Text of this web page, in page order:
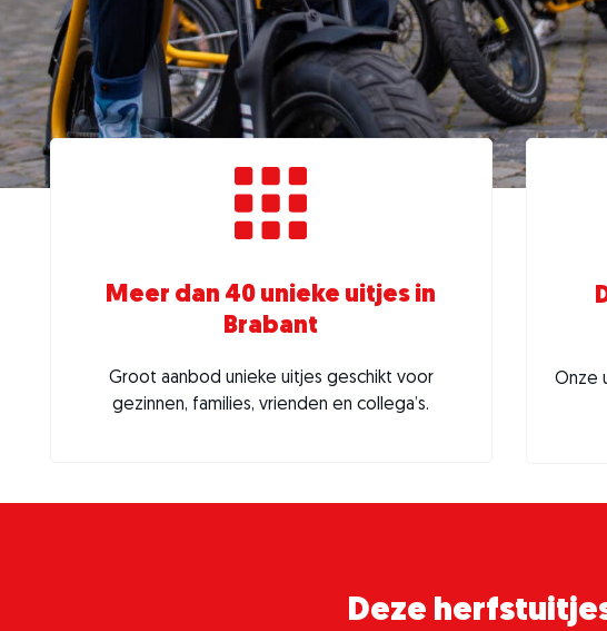
Meer dan 40 unieke uitjes in
Brabant
Groot aanbod unieke uitjes geschikt voor
gezinnen, families, vrienden en collega’s.
Onze
Deze